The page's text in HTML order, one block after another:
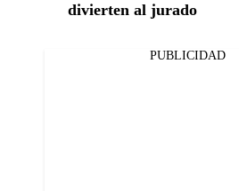
divierten al jurado
PUBLICIDAD